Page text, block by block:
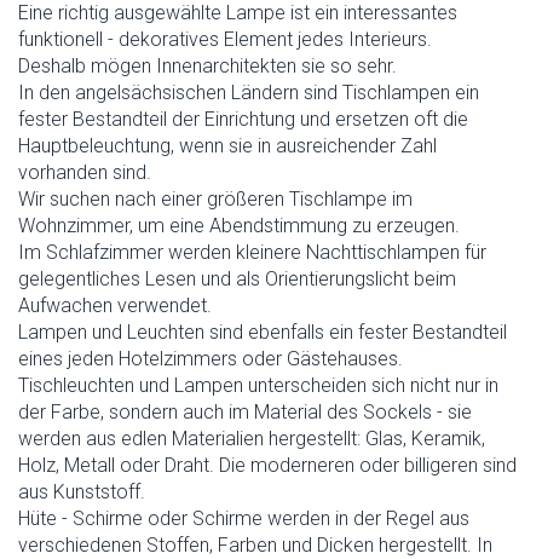
Eine richtig ausgewählte Lampe ist ein interessantes
funktionell - dekoratives Element jedes Interieurs.
Deshalb mögen Innenarchitekten sie so sehr.
In den angelsächsischen Ländern sind Tischlampen ein
fester Bestandteil der Einrichtung und ersetzen oft die
Hauptbeleuchtung, wenn sie in ausreichender Zahl
vorhanden sind.
Wir suchen nach einer größeren Tischlampe im
Wohnzimmer, um eine Abendstimmung zu erzeugen.
Im Schlafzimmer werden kleinere Nachttischlampen für
gelegentliches Lesen und als Orientierungslicht beim
Aufwachen verwendet.
Lampen und Leuchten sind ebenfalls ein fester Bestandteil
eines jeden Hotelzimmers oder Gästehauses.
Tischleuchten und Lampen unterscheiden sich nicht nur in
der Farbe, sondern auch im Material des Sockels - sie
werden aus edlen Materialien hergestellt: Glas, Keramik,
Holz, Metall oder Draht. Die moderneren oder billigeren sind
aus Kunststoff.
Hüte - Schirme oder Schirme werden in der Regel aus
verschiedenen Stoffen, Farben und Dicken hergestellt. In